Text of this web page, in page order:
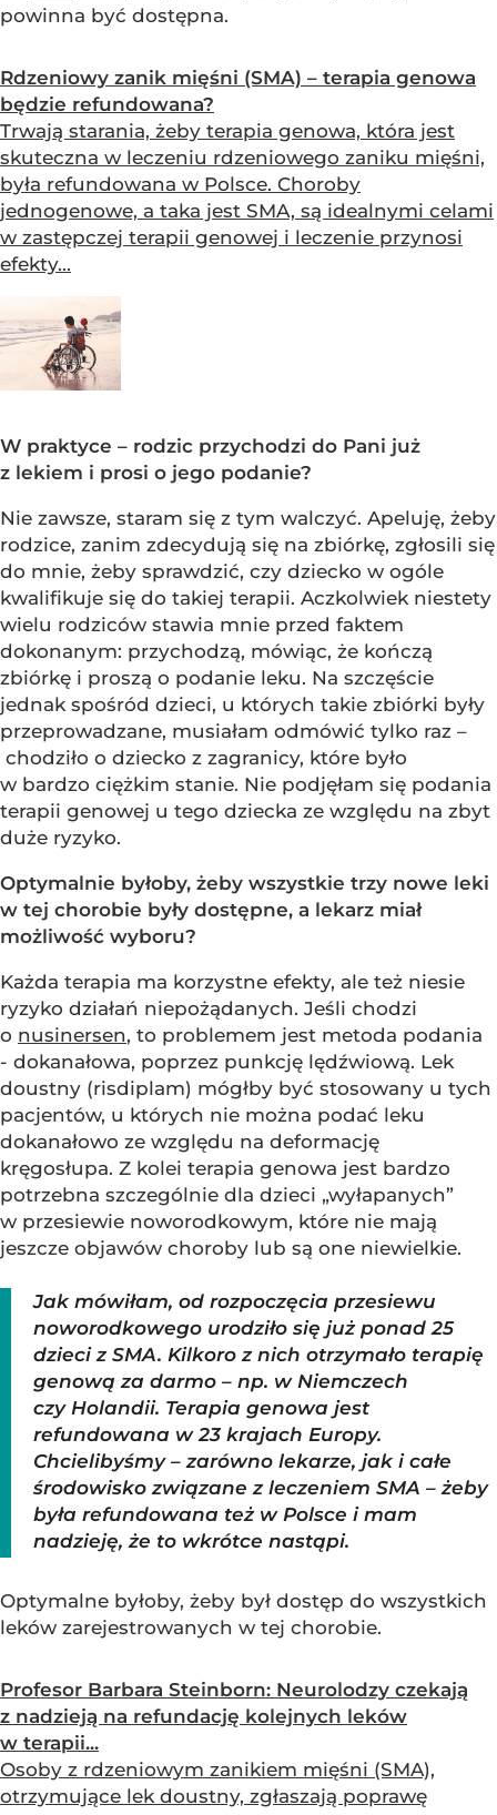
powinna być dostępna.
Rdzeniowy zanik mięśni (SMA) – terapia genowa
będzie refundowana?
Trwają starania, żeby terapia genowa, która jest
skuteczna w leczeniu rdzeniowego zaniku mięśni,
była refundowana w Polsce. Choroby
jednogenowe, a taka jest SMA, są idealnymi celami
w zastępczej terapii genowej i leczenie przynosi
efekty...
W praktyce – rodzic przychodzi do Pani już
z lekiem i prosi o jego podanie?
Nie zawsze, staram się z tym walczyć. Apeluję, żeby
rodzice, zanim zdecydują się na zbiórkę, zgłosili się
do mnie, żeby sprawdzić, czy dziecko w ogóle
kwalifikuje się do takiej terapii. Aczkolwiek niestety
wielu rodziców stawia mnie przed faktem
dokonanym: przychodzą, mówiąc, że kończą
zbiórkę i proszą o podanie leku. Na szczęście
jednak spośród dzieci, u których takie zbiórki były
przeprowadzane, musiałam odmówić tylko raz –
chodziło o dziecko z zagranicy, które było
w bardzo ciężkim stanie. Nie podjęłam się podania
terapii genowej u tego dziecka ze względu na zbyt
duże ryzyko.
Optymalnie byłoby, żeby wszystkie trzy nowe leki
w tej chorobie były dostępne, a lekarz miał
możliwość wyboru?
Każda terapia ma korzystne efekty, ale też niesie
ryzyko działań niepożądanych. Jeśli chodzi
o nusinersen, to problemem jest metoda podania
- dokanałowa, poprzez punkcję lędźwiową. Lek
doustny (risdiplam) mógłby być stosowany u tych
pacjentów, u których nie można podać leku
dokanałowo ze względu na deformację
kręgosłupa. Z kolei terapia genowa jest bardzo
potrzebna szczególnie dla dzieci „wyłapanych”
w przesiewie noworodkowym, które nie mają
jeszcze objawów choroby lub są one niewielkie.
Jak mówiłam, od rozpoczęcia przesiewu
noworodkowego urodziło się już ponad 25
dzieci z SMA. Kilkoro z nich otrzymało terapię
genową za darmo – np. w Niemczech
czy Holandii. Terapia genowa jest
refundowana w 23 krajach Europy.
Chcielibyśmy – zarówno lekarze, jak i całe
środowisko związane z leczeniem SMA – żeby
była refundowana też w Polsce i mam
nadzieję, że to wkrótce nastąpi.
Optymalne byłoby, żeby był dostęp do wszystkich
leków zarejestrowanych w tej chorobie.
Profesor Barbara Steinborn: Neurolodzy czekają
z nadzieją na refundację kolejnych leków
w terapii...
Osoby z rdzeniowym zanikiem mięśni (SMA),
otrzymujące lek doustny, zgłaszają poprawę